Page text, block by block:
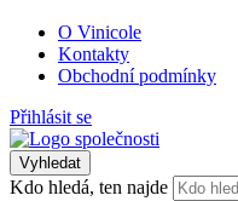
O Vinicole
Kontakty
Obchodní podmínky
Přihlásit se
Vyhledat
Kdo hledá, ten najde